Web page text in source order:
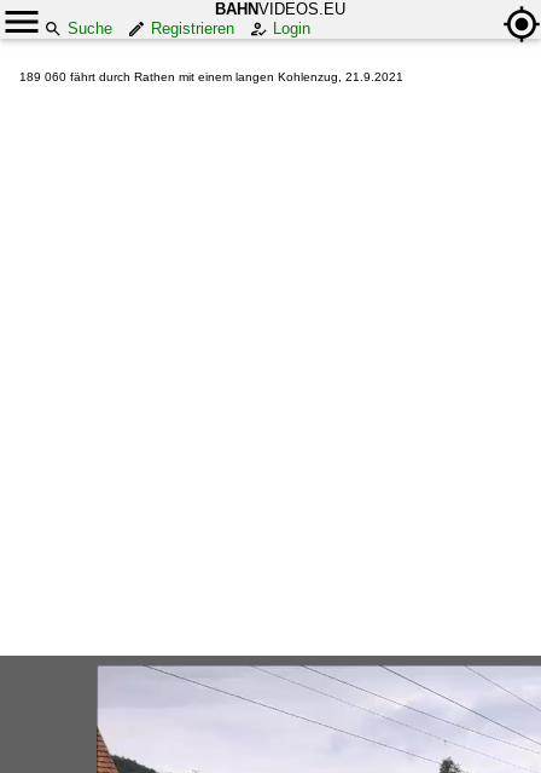
BAHNVIDEOS.EU
Suche
Registrieren Login
189 060 fährt durch Rathen mit einem langen Kohlenzug, 21.9.2021